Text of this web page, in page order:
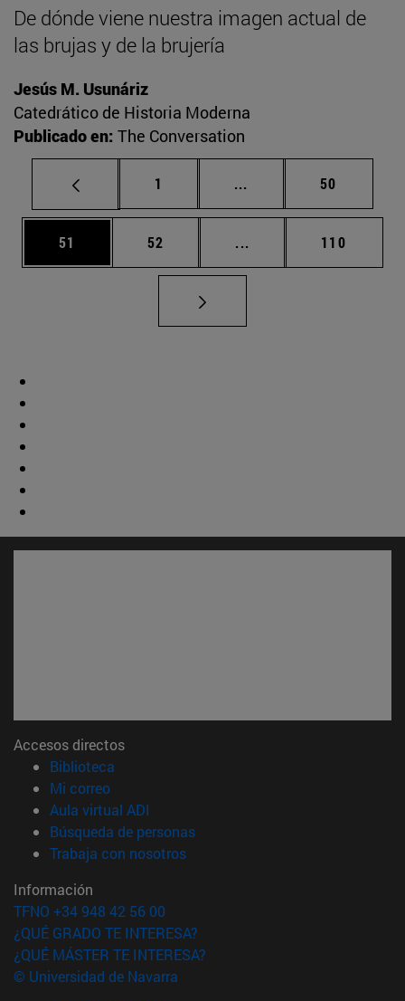
De dónde viene nuestra imagen actual de
las brujas y de la brujería
Jesús M. Usunáriz
Catedrático de Historia Moderna
Publicado en: The Conversation
Página
1 ... Páginas intermedias
Página
50
Página
51 Página
52 ... Páginas intermedias
Página
110
Accesos directos
Biblioteca
Mi correo(abre en nueva ventana)
Aula virtual ADI
Búsqueda de personas(abre en nueva ventana)
Trabaja con nosotros(abre en nueva ventana)
Información
TFNO +34 948 42 56 00
¿QUÉ GRADO TE INTERESA?
¿QUÉ MÁSTER TE INTERESA?
© Universidad de Navarra